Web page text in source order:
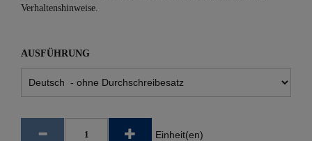
Verhaltenshinweise.
AUSFÜHRUNG
Einheit(en)